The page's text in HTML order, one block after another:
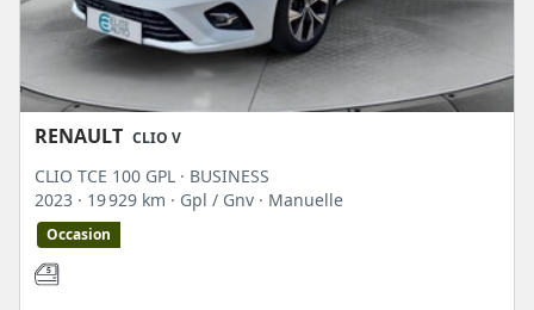
RENAULT CLIO V
CLIO TCE 100 GPL · BUSINESS
2023 · 19 929 km · Gpl / Gnv · Manuelle
Occasion